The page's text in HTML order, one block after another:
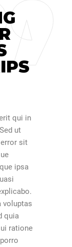
qui in
ut
sit
ipsa
voluptas
quia
ratione